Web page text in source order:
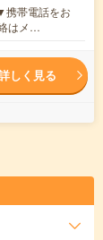
帯電話をお
はメ…
しく見る